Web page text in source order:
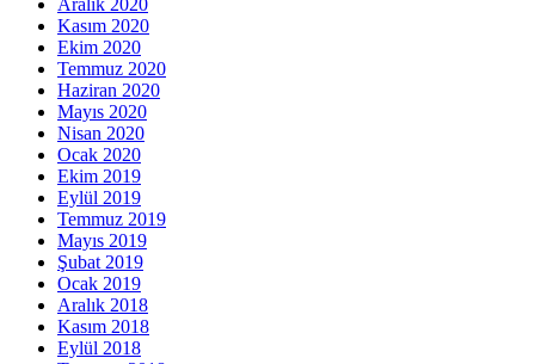
Kasım 2020
Ekim 2020
Temmuz 2020
Haziran 2020
Mayıs 2020
Nisan 2020
Ocak 2020
Ekim 2019
Eylül 2019
Temmuz 2019
Mayıs 2019
Şubat 2019
Ocak 2019
Aralık 2018
Kasım 2018
Eylül 2018